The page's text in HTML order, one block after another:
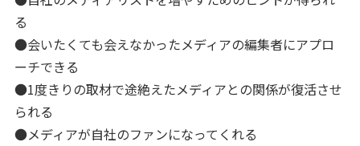
る
●会いたくても会えなかったメディアの編集者にアプロ
ーチできる
●1度きりの取材で途絶えたメディアとの関係が復活させ
られる
●メディアが自社のファンになってくれる